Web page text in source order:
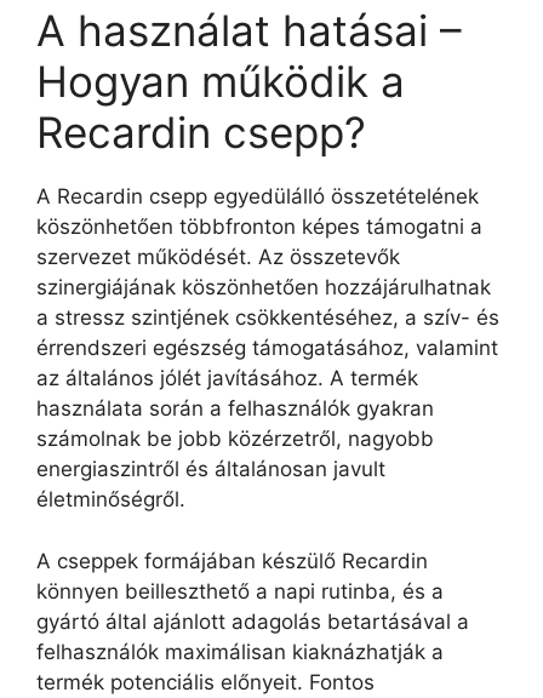
A használat hatásai –
Hogyan működik a
Recardin csepp?
A Recardin csepp egyedülálló összetételének
köszönhetően többfronton képes támogatni a
szervezet működését. Az összetevők
szinergiájának köszönhetően hozzájárulhatnak
a stressz szintjének csökkentéséhez, a szív- és
érrendszeri egészség támogatásához, valamint
az általános jólét javításához. A termék
használata során a felhasználók gyakran
számolnak be jobb közérzetről, nagyobb
energiaszintről és általánosan javult
életminőségről.
A cseppek formájában készülő Recardin
könnyen beilleszthető a napi rutinba, és a
gyártó által ajánlott adagolás betartásával a
felhasználók maximálisan kiaknázhatják a
termék potenciális előnyeit. Fontos